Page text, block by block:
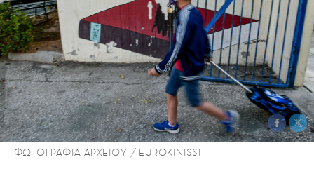
ΦΩΤΟΓΡΑΦΙΑ ΑΡΧΕΙΟΥ / EUROKINISSI